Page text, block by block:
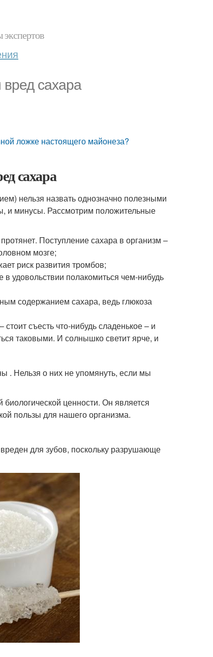
сахара
ложке настоящего майонеза?
сахара
нельзя назвать однозначно полезными
и минусы. Рассмотрим положительные
Поступление сахара в организм –
мозге;
риск развития тромбов;
удовольствии полакомиться чем-нибудь
содержанием сахара, ведь глюкоза
съесть что-нибудь сладенькое – и
таковыми. И солнышко светит ярче, и
. Нельзя о них не упомянуть, если мы
ценности. Он является
пользы для нашего организма.
для зубов, поскольку разрушающе